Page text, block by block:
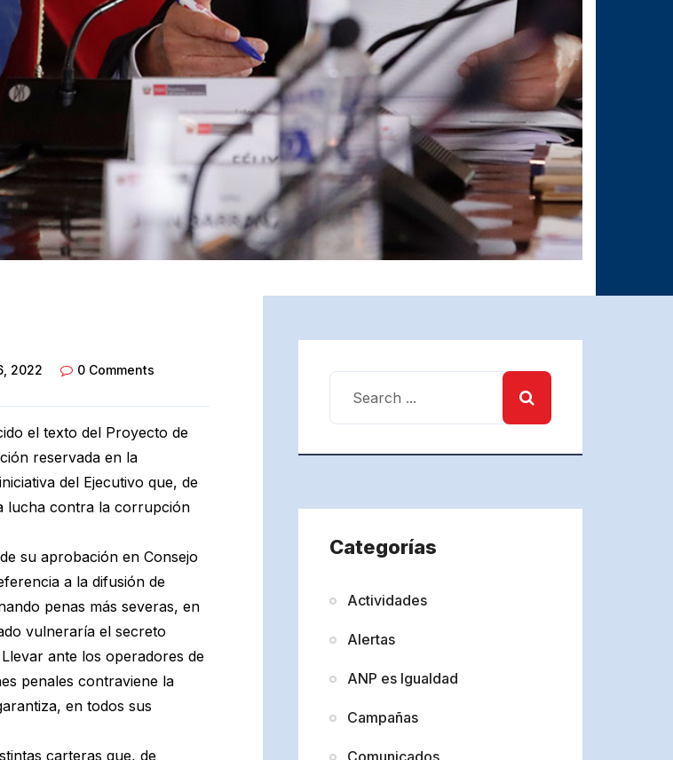
2022 0 Comments
el texto del Proyecto de
reservada en la
del Ejecutivo que, de
lucha contra la corrupción
su aprobación en Consejo
a la difusión de
penas más severas, en
vulneraría el secreto
ante los operadores de
penales contraviene la
en todos sus
carteras que, de
Categorías
Actividades
Alertas
ANP es Igualdad
Campañas
Comunicados